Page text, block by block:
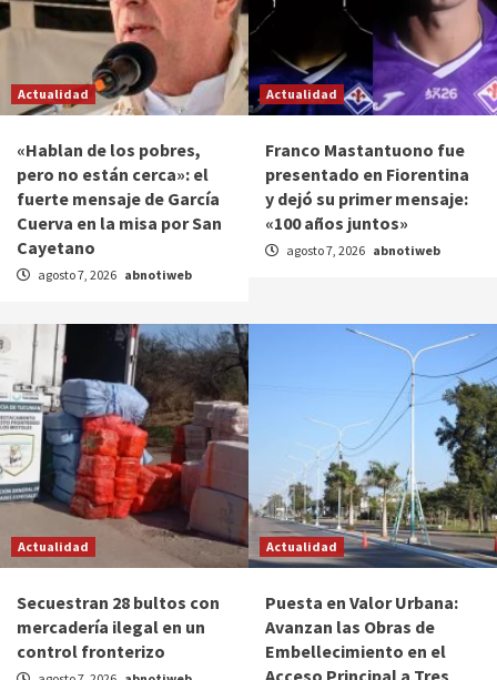
Actualidad
«Hablan de los pobres,
pero no están cerca»: el
fuerte mensaje de García
Cuerva en la misa por San
Cayetano
agosto 7, 2026 abnotiweb
Actualidad
Franco Mastantuono fue
presentado en Fiorentina
y dejó su primer mensaje:
«100 años juntos»
agosto 7, 2026 abnotiweb
Actualidad
Secuestran 28 bultos con
mercadería ilegal en un
control fronterizo
Actualidad
Puesta en Valor Urbana:
Avanzan las Obras de
Embellecimiento en el